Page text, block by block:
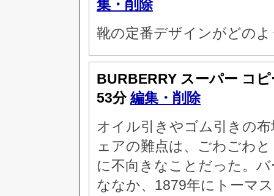
集・削除
靴の定番デザインがどの
BURBERRY スーパー コ
53分編集・削除
オイル引きやゴム引きの
ェアの難点は、ごわごわ
に不向きなことだった。
ななか、1879年にトーマ